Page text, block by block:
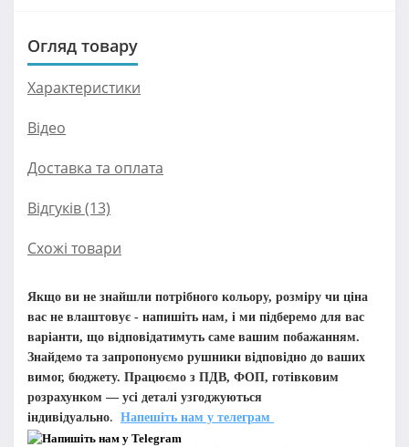
Огляд товару
Характеристики
Відео
Доставка та оплата
Відгуків (13)
Схожі товари
Якщо ви не знайшли потрібного кольору, розміру чи ціна
вас не влаштовує - напишіть нам, і ми підберемо для вас
варіанти, що відповідатимуть саме вашим побажанням.
Знайдемо та запропонуємо рушники відповідно до ваших
вимог, бюджету. Працюємо з ПДВ, ФОП, готівковим
розрахунком — усі деталі узгоджуються
індивідуально. Напешіть нам у телеграм